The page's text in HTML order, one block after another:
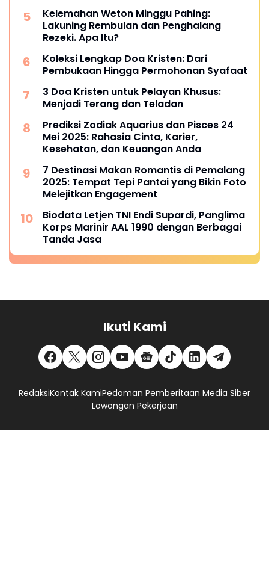
Kelemahan Weton Minggu Pahing:
Lakuning Rembulan dan Penghalang
Rezeki. Apa Itu?
Koleksi Lengkap Doa Kristen: Dari
Pembukaan Hingga Permohonan Syafaat
3 Doa Kristen untuk Pelayan Khusus:
Menjadi Terang dan Teladan
Prediksi Zodiak Aquarius dan Pisces 24
Mei 2025: Rahasia Cinta, Karier,
Kesehatan, dan Keuangan Anda
7 Destinasi Makan Romantis di Pemalang
2025: Tempat Tepi Pantai yang Bikin Foto
Melejitkan Engagement
Biodata Letjen TNI Endi Supardi, Panglima
Korps Marinir AAL 1990 dengan Berbagai
Tanda Jasa
Ikuti Kami
RedaksiKontak KamiPedoman Pemberitaan Media Siber
Lowongan Pekerjaan